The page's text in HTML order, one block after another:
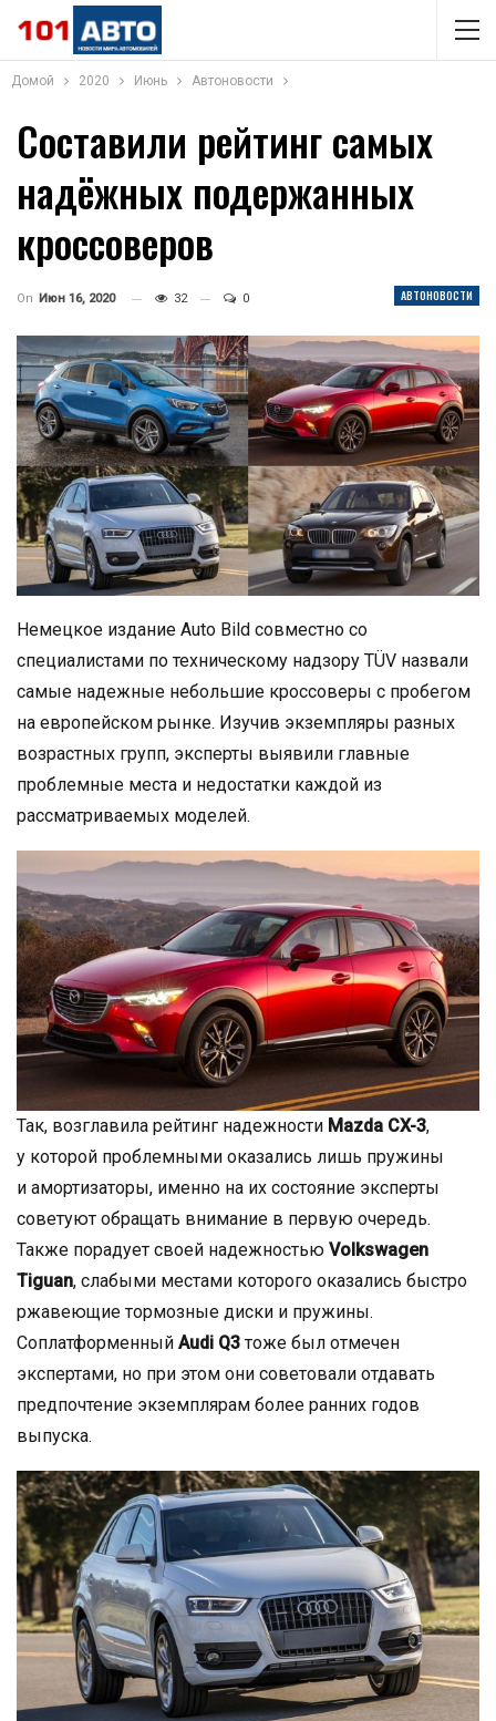
Домой 2020 Июнь Автоновости
Составили рейтинг самых
надёжных подержанных
кроссоверов
АВТОНОВОСТИ
On Июн 16, 2020 32 0
Немецкое издание Auto Bild совместно со
специалистами по техническому надзору TÜV назвали
самые надежные небольшие кроссоверы с пробегом
на европейском рынке. Изучив экземпляры разных
возрастных групп, эксперты выявили главные
проблемные места и недостатки каждой из
рассматриваемых моделей.
Так, возглавила рейтинг надежности Mazda CX-3,
у которой проблемными оказались лишь пружины
и амортизаторы, именно на их состояние эксперты
советуют обращать внимание в первую очередь.
Также порадует своей надежностью Volkswagen
Tiguan, слабыми местами которого оказались быстро
ржавеющие тормозные диски и пружины.
Соплатформенный Audi Q3 тоже был отмечен
экспертами, но при этом они советовали отдавать
предпочтение экземплярам более ранних годов
выпуска.